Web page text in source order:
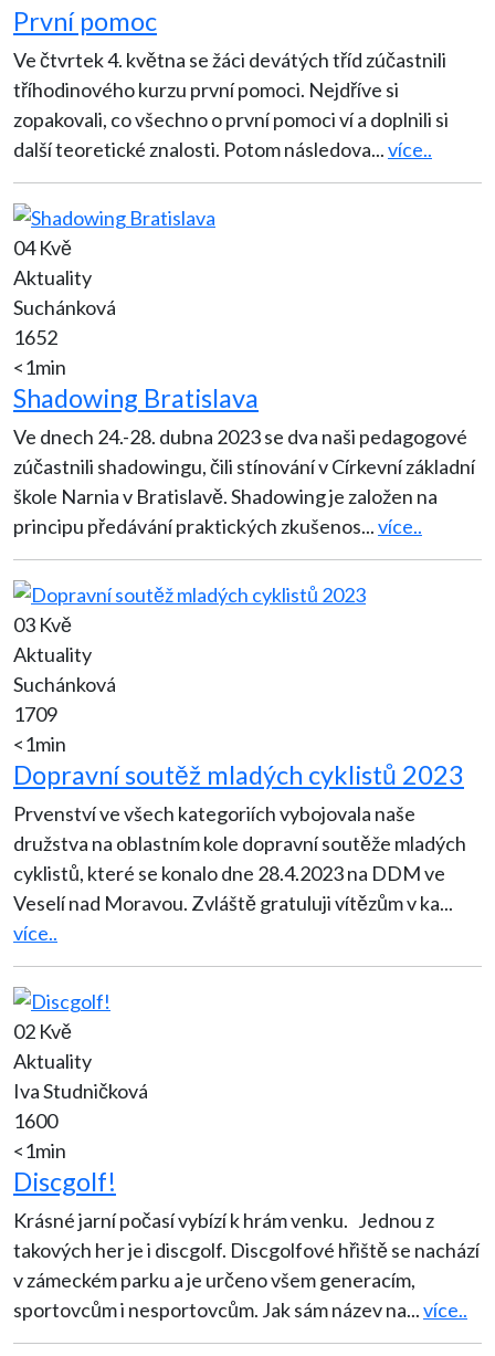
První pomoc
Ve čtvrtek 4. května se žáci devátých tříd zúčastnili
tříhodinového kurzu první pomoci. Nejdříve si
zopakovali, co všechno o první pomoci ví a doplnili si
další teoretické znalosti. Potom následova...více..
04 Kvě
Aktuality
Suchánková
1652
<1min
Shadowing Bratislava
Ve dnech 24.-28. dubna 2023 se dva naši pedagogové
zúčastnili shadowingu, čili stínování v Církevní základní
škole Narnia v Bratislavě. Shadowing je založen na
principu předávání praktických zkušenos...více..
03 Kvě
Aktuality
Suchánková
1709
<1min
Dopravní soutěž mladých cyklistů 2023
Prvenství ve všech kategoriích vybojovala naše
družstva na oblastním kole dopravní soutěže mladých
cyklistů, které se konalo dne 28.4.2023 na DDM ve
Veselí nad Moravou. Zvláště gratuluji vítězům v ka...
více..
02 Kvě
Aktuality
Iva Studničková
1600
<1min
Discgolf!
Krásné jarní počasí vybízí k hrám venku. Jednou z
takových her je i discgolf. Discgolfové hřiště se nachází
v zámeckém parku a je určeno všem generacím,
sportovcům i nesportovcům. Jak sám název na...více..